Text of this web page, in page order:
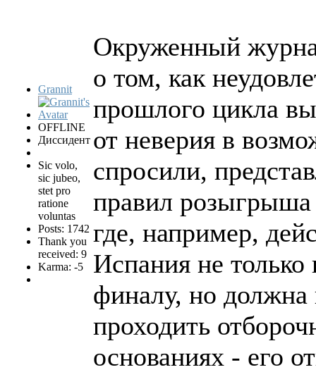
Grannit
OFFLINE
Диссидент
Sic volo,
sic jubeo,
stet pro
ratione
voluntas
Posts: 1742
Thank you
received: 9
Karma: -5
Окруженный
о том, как
прошлого цикла
от неверия в
спросили,
правил розыгрыша
где, например,
Испания не
финалу, но
проходить
основаниях - его